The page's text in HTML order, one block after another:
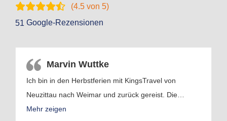
(4.5 von 5)
51 Google-Rezensionen
Marvin Wuttke
Ich bin in den Herbstferien mit KingsTravel von
Neuzittau nach Weimar und zurück gereist. Die…
Mehr zeigen